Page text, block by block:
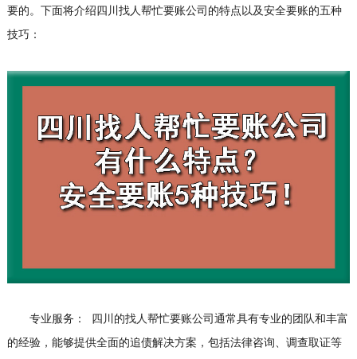
要的。下面将介绍四川找人帮忙要账公司的特点以及安全要账的五种
技巧：
专业服务： 四川的找人帮忙要账公司通常具有专业的团队和丰富
的经验，能够提供全面的追债解决方案，包括法律咨询、调查取证等